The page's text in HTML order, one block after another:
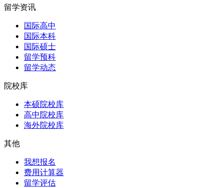
留学资讯
国际高中
国际本科
国际硕士
留学预科
留学动态
院校库
本硕院校库
高中院校库
海外院校库
其他
我想报名
费用计算器
留学评估